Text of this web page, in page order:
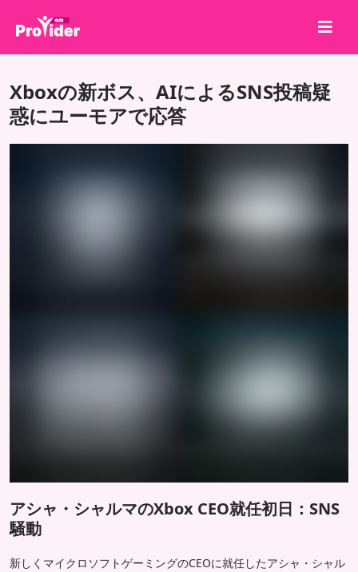
共有して勝とう！
会社概要
Xboxの新ボス、AIによるSNS投稿疑
惑にユーモアで応答
アシャ・シャルマのXbox CEO就任初日：SNS
騒動
新しくマイクロソフトゲーミングのCEOに就任したアシャ・シャル